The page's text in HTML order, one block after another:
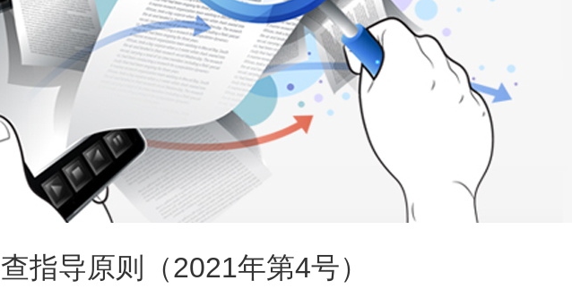
指导原则（2021年第4号）